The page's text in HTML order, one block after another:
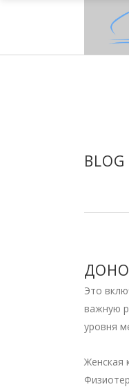
BLOG
Это
важную
уровня
Женская